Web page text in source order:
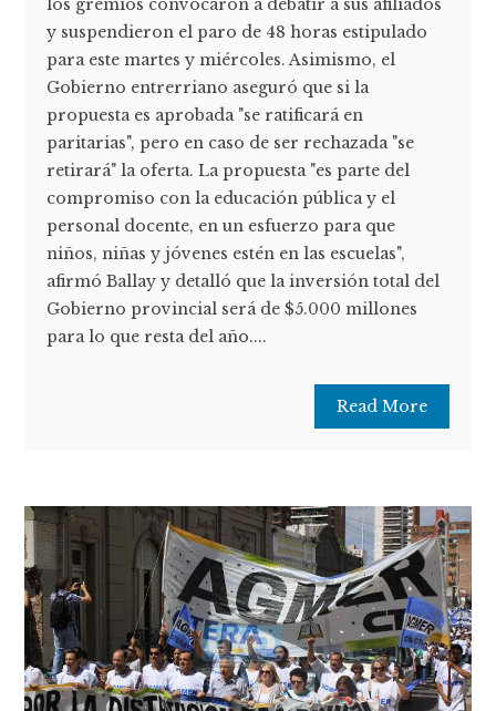
los gremios convocaron a debatir a sus afiliados
y suspendieron el paro de 48 horas estipulado
para este martes y miércoles. Asimismo, el
Gobierno entrerriano aseguró que si la
propuesta es aprobada "se ratificará en
paritarias", pero en caso de ser rechazada "se
retirará" la oferta. La propuesta "es parte del
compromiso con la educación pública y el
personal docente, en un esfuerzo para que
niños, niñas y jóvenes estén en las escuelas",
afirmó Ballay y detalló que la inversión total del
Gobierno provincial será de $5.000 millones
para lo que resta del año....
Read More